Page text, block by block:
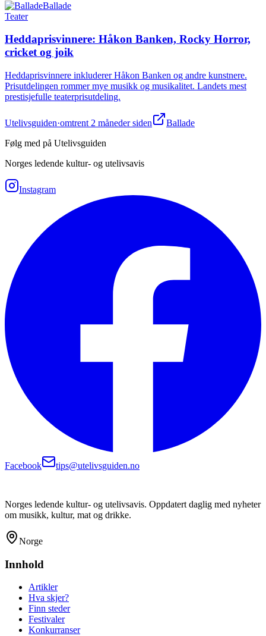
Ballade
Teater
Heddaprisvinnere: Håkon Banken, Rocky Horror,
cricket og joik
Heddaprisvinnere inkluderer Håkon Banken og andre kunstnere.
Prisutdelingen rommer mye musikk og musikalitet. Landets mest
prestisjefulle teaterprisutdeling.
Utelivsguiden·omtrent 2 måneder siden
Ballade
Følg med på Utelivsguiden
Norges ledende kultur- og utelivsavis
Instagram
Facebook tips@utelivsguiden.no
Norges ledende kultur- og utelivsavis. Oppdatert daglig med nyheter
om musikk, kultur, mat og drikke.
Norge
Innhold
Artikler
Hva skjer?
Finn steder
Festivaler
Konkurranser